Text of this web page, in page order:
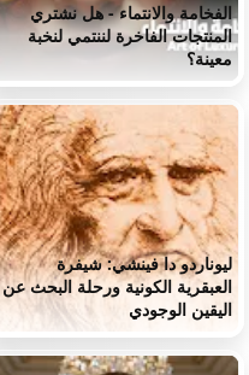
الفخامة والانتماء - هل نشتري
المنتجات الفاخرة لننتمي لنخبة
معينة؟
ليوناردو دا فينشي: شيفرة
العبقرية الكونية ورحلة البحث عن
اليقين الوجودي